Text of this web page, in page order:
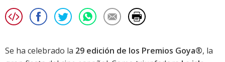
Se ha celebrado la 29 edición de los Premios Goya®, la